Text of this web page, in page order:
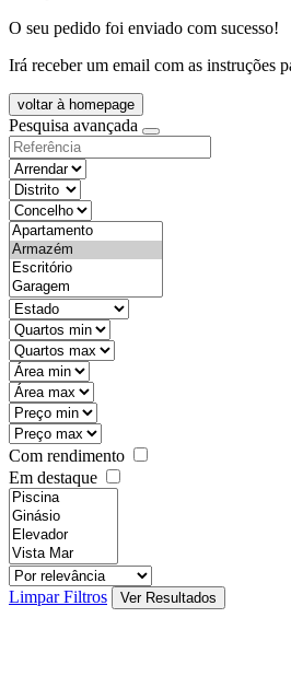
O seu pedido foi enviado com sucesso!
Irá receber um email com as instruções
voltar à homepage
Pesquisa avançada
objective
districtId
countyId
types
state
mintypo
maxtypo
minarea
maxarea
minprice
maxprice
Com rendimento
Em destaque
features
realestateOrder
Limpar Filtros
Ver Resultados